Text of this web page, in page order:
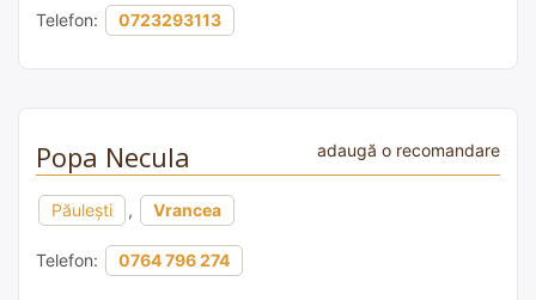
Telefon: 0723293113
Popa Necula adaugă o recomandare
Păulești , Vrancea
Telefon: 0764 796 274